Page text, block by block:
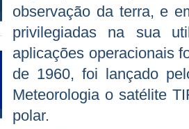
observação da terra, e
privilegiadas na sua
aplicações operacionais
de 1960, foi lançado
Meteorologia o satélite
polar.